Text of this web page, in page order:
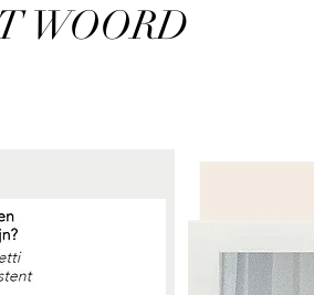
WOORD